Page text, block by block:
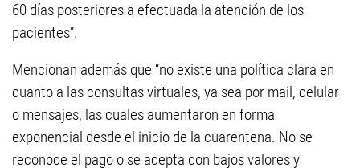
60 días posteriores a efectuada la atención de los
pacientes”.
Mencionan además que “no existe una política clara en
cuanto a las consultas virtuales, ya sea por mail, celular
o mensajes, las cuales aumentaron en forma
exponencial desde el inicio de la cuarentena. No se
reconoce el pago o se acepta con bajos valores y